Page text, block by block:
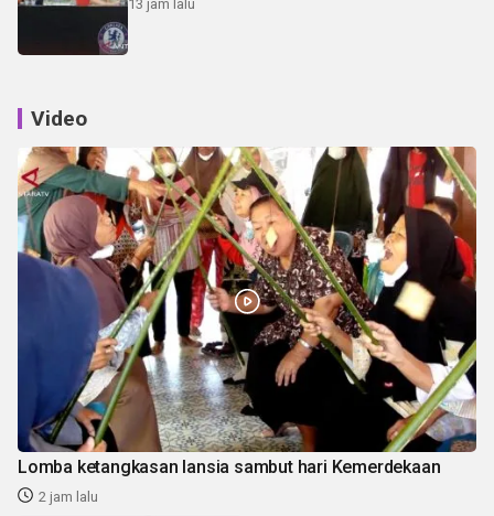
13 jam lalu
Video
Lomba ketangkasan lansia sambut hari Kemerdekaan
2 jam lalu